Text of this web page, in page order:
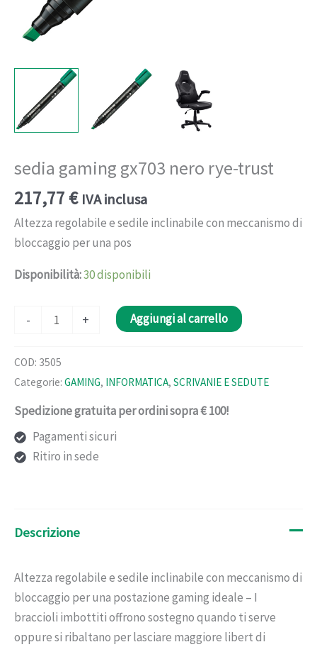
sedia gaming gx703 nero rye-trust
217,77 € IVA inclusa
Altezza regolabile e sedile inclinabile con meccanismo di
bloccaggio per una pos
Disponibilità:30 disponibili
-
gx703
nero
trust
quantità
+ Aggiungi al carrello
COD: 3505
Categorie: GAMING, INFORMATICA, SCRIVANIE E SEDUTE
Spedizione gratuita per ordini sopra € 100!
Pagamenti sicuri
Ritiro in sede
Descrizione
Altezza regolabile e sedile inclinabile con meccanismo di
bloccaggio per una postazione gaming ideale – I
braccioli imbottiti offrono sostegno quando ti serve
oppure si ribaltano per lasciare maggiore libert di